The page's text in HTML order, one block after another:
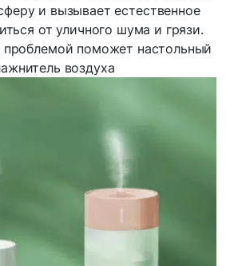
и вызывает естественное
от уличного шума и грязи.
проблемой поможет настольный
воздуха